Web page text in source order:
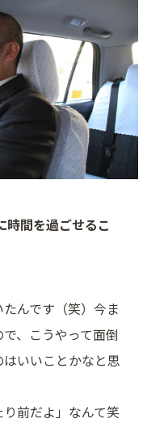
時間を過ごせるこ
んです（笑）今ま
、こうやって面倒
いいことかなと思
前だよ」なんて笑